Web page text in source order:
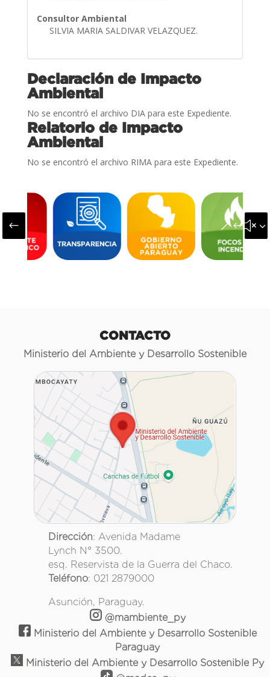
Consultor Ambiental
SILVIA MARIA SALDIVAR VELAZQUEZ.
Declaración de Impacto
Ambiental
No se encontró el archivo DIA para este Expediente.
Relatorio de Impacto
Ambiental
No se encontró el archivo RIMA para este Expediente.
#
CONTACTO
Ministerio del Ambiente y Desarrollo Sostenible
Dirección: Avenida Madame
Lynch N° 3500.
esq. Reservista de la Guerra del Chaco.
Teléfono: 021 2879000
Asunción, Paraguay.
@mambiente_py
Ministerio del Ambiente y Desarrollo Sostenible
Paraguay
Ministerio del Ambiente y Desarrollo Sostenible Py